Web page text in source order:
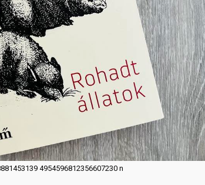
4954596812356607230 n